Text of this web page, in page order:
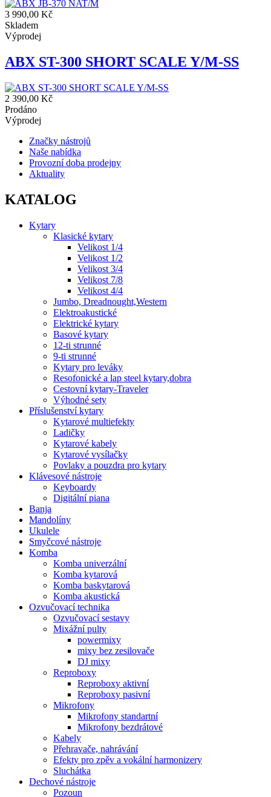
3 990,00 Kč
Skladem
Výprodej
ABX ST-300 SHORT SCALE Y/M-SS
2 390,00 Kč
Prodáno
Výprodej
Značky nástrojů
Naše nabídka
Provozní doba prodejny
Aktuality
KATALOG
Kytary
Klasické kytary
Velikost 1/4
Velikost 1/2
Velikost 3/4
Velikost 7/8
Velikost 4/4
Jumbo, Dreadnought,Western
Elektroakustické
Elektrické kytary
Basové kytary
12-ti strunné
9-ti strunné
Kytary pro leváky
Resofonické a lap steel kytary,dobra
Cestovní kytary-Traveler
Výhodné sety
Příslušenství kytary
Kytarové multiefekty
Ladičky
Kytarové kabely
Kytarové vysílačky
Povlaky a pouzdra pro kytary
Klávesové nástroje
Keyboardy
Digitální piana
Banja
Mandolíny
Ukulele
Smyčcové nástroje
Komba
Komba univerzální
Komba kytarová
Komba baskytarová
Komba akustická
Ozvučovací technika
Ozvučovací sestavy
Mixážní pulty
powermixy
mixy bez zesilovače
DJ mixy
Reproboxy
Reproboxy aktivní
Reproboxy pasivní
Mikrofony
Mikrofony standartní
Mikrofony bezdrátové
Kabely
Přehravače, nahrávání
Efekty pro zpěv a vokální harmonizery
Sluchátka
Dechové nástroje
Pozoun